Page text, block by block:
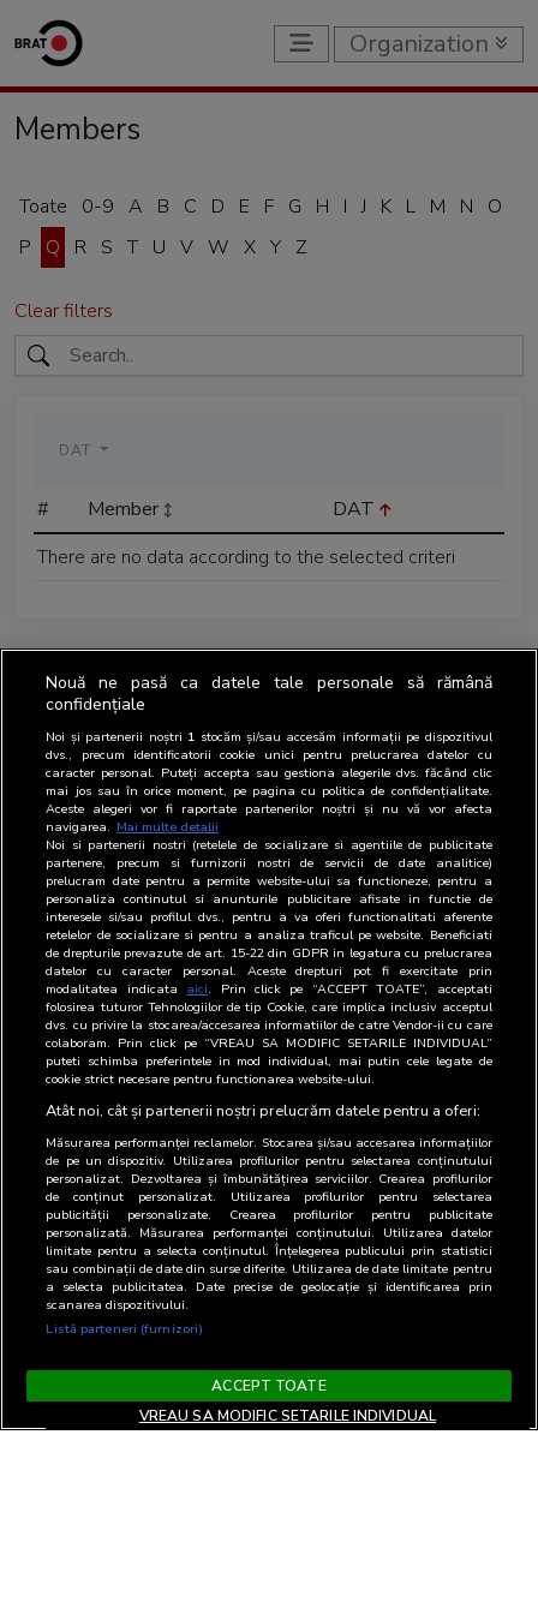
Organization
Members
Toate 0-9 A B C D E F G H I J K L M N
O
P
Q R S T U V W X Y Z
Clear filters
DAT
# Member
DAT
There are no data according to the selected criteri
Nouă ne pasă ca datele tale personale să rămână
confidențiale
Noi și partenerii noștri 1 stocăm și/sau accesăm informații pe dispozitivul
dvs., precum identificatorii cookie unici pentru prelucrarea datelor cu
caracter personal. Puteți accepta sau gestiona alegerile dvs. făcând clic
mai jos sau în orice moment, pe pagina cu politica de confidențialitate.
Aceste alegeri vor fi raportate partenerilor noștri și nu vă vor afecta
navigarea. Mai multe detalii
Noi si partenerii nostri (retelele de socializare si agentiile de publicitate
partenere, precum si furnizorii nostri de servicii de date analitice)
prelucram date pentru a permite website-ului sa functioneze, pentru a
personaliza continutul si anunturile publicitare afisate in functie de
interesele si/sau profilul dvs., pentru a va oferi functionalitati aferente
retelelor de socializare si pentru a analiza traficul pe website. Beneficiati
de drepturile prevazute de art. 15-22 din GDPR in legatura cu prelucrarea
datelor cu caracter personal. Aceste drepturi pot fi exercitate prin
modalitatea indicata aici. Prin click pe “ACCEPT TOATE”, acceptati
folosirea tuturor Tehnologiilor de tip Cookie, care implica inclusiv acceptul
dvs. cu privire la stocarea/accesarea informatiilor de catre Vendor-ii cu care
colaboram. Prin click pe “VREAU SA MODIFIC SETARILE INDIVIDUAL”
puteti schimba preferintele in mod individual, mai putin cele legate de
cookie strict necesare pentru functionarea website-ului.
Atât noi, cât și partenerii noștri prelucrăm datele pentru a oferi:
Măsurarea performanței reclamelor. Stocarea și/sau accesarea informațiilor
de pe un dispozitiv. Utilizarea profilurilor pentru selectarea conținutului
personalizat. Dezvoltarea și îmbunătățirea serviciilor. Crearea profilurilor
de conținut personalizat. Utilizarea profilurilor pentru selectarea
publicității personalizate. Crearea profilurilor pentru publicitate
personalizată. Măsurarea performanței conținutului. Utilizarea datelor
limitate pentru a selecta conținutul. Înțelegerea publicului prin statistici
sau combinații de date din surse diferite. Utilizarea de date limitate pentru
a selecta publicitatea. Date precise de geolocație și identificarea prin
scanarea dispozitivului.
Listă parteneri (furnizori)
ACCEPT TOATE
VREAU SA MODIFIC SETARILE INDIVIDUAL